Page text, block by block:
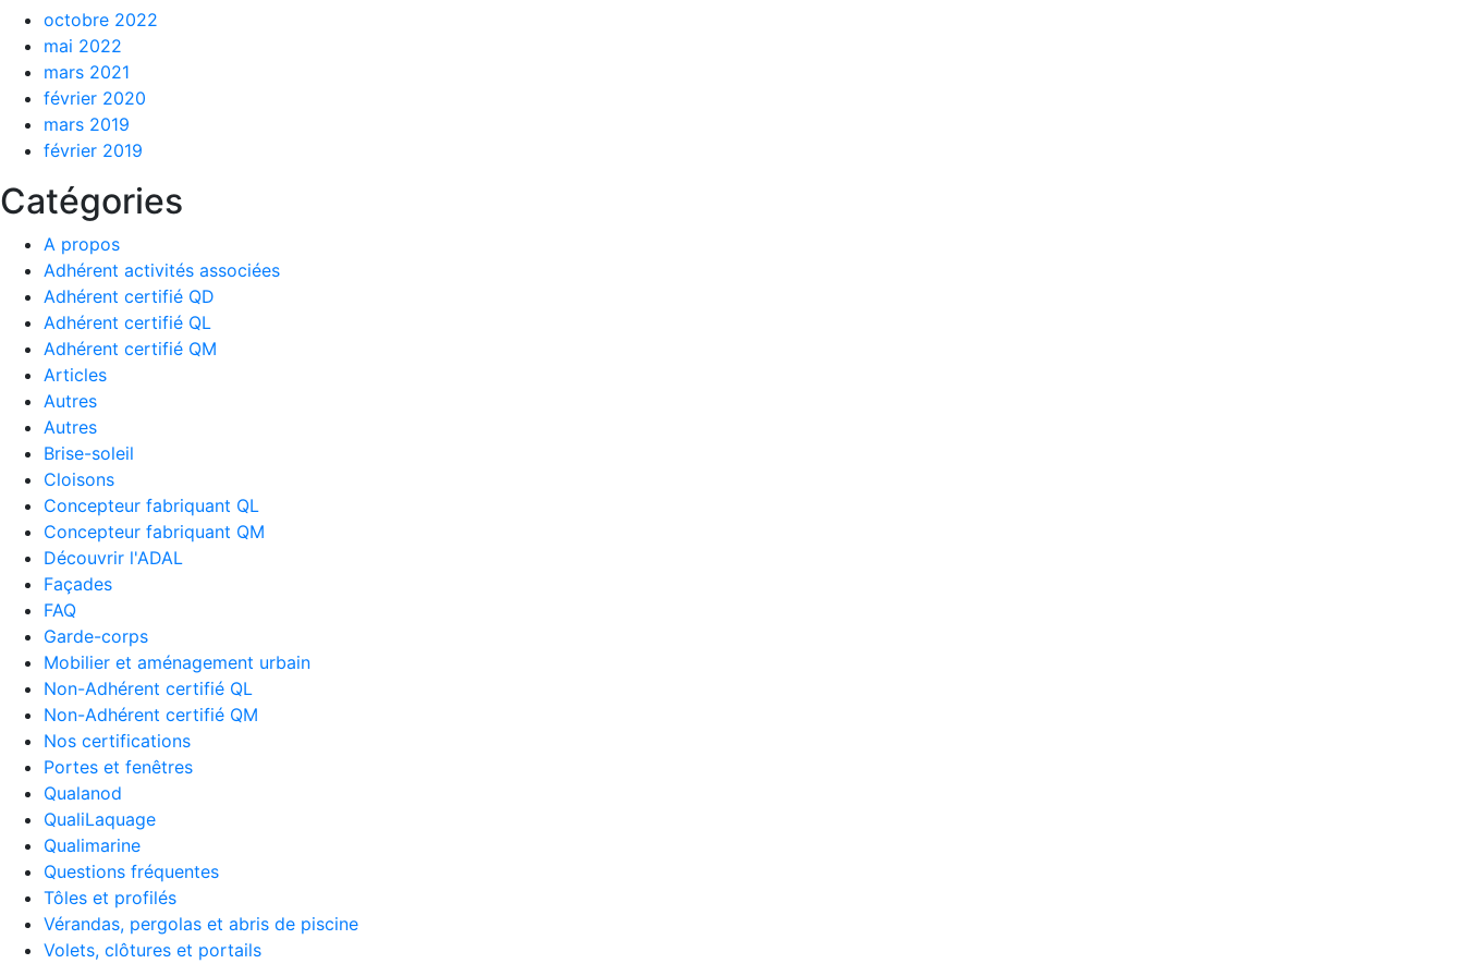
octobre 2022
mai 2022
mars 2021
février 2020
mars 2019
février 2019
Catégories
A propos
Adhérent activités associées
Adhérent certifié QD
Adhérent certifié QL
Adhérent certifié QM
Articles
Autres
Autres
Brise-soleil
Cloisons
Concepteur fabriquant QL
Concepteur fabriquant QM
Découvrir l'ADAL
Façades
FAQ
Garde-corps
Mobilier et aménagement urbain
Non-Adhérent certifié QL
Non-Adhérent certifié QM
Nos certifications
Portes et fenêtres
Qualanod
QualiLaquage
Qualimarine
Questions fréquentes
Tôles et profilés
Vérandas, pergolas et abris de piscine
Volets, clôtures et portails